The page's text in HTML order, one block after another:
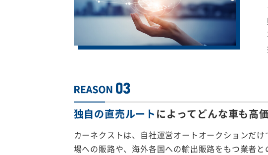
独自の直売ルートによってどんな車も高
カーネクストは、自社運営オートオークションだ
場への販路や、海外各国への輸出販路をもつ業者